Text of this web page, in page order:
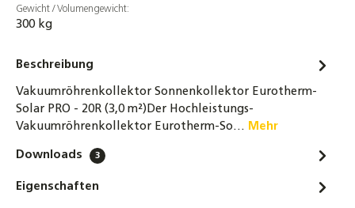
Dachhaken Edelstahl für Dachsteine,
2,69 €
Dachsteine, Dachziegel und Dachpfannen
20R Vakuumröhrenkollektor 10° - 40°
Gewicht / Volumengewicht:
300 kg
Beschreibung
Vakuumröhrenkollektor Sonnenkollektor Eurotherm-
Solar PRO - 20R (3,0 m²)Der Hochleistungs-
Vakuumröhrenkollektor Eurotherm-So… Mehr
Downloads 3
Eigenschaften